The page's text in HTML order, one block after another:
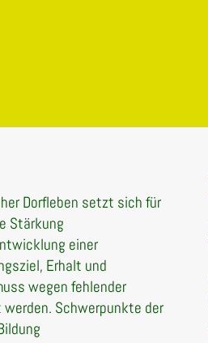
Dorfleben setzt sich für
Stärkung
einer
Erhalt und
wegen fehlender
Schwerpunkte der